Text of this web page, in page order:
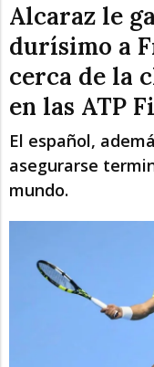
Sáb
Alcaraz le
durísimo a
cerca de la
en las ATP
El español,
asegurarse
mundo.